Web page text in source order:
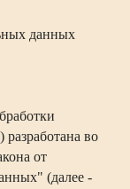
данных
во
от
(далее -